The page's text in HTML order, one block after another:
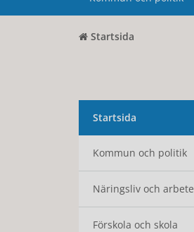
Startsida
Startsida
Kommun och politik
Näringsliv och arbete
Förskola och skola